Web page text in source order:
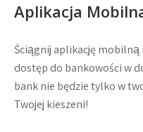
Aplikacja
Ściągnij aplikację mobilną
dostęp do bankowości w
bank nie będzie tylko w
Twojej kieszeni!